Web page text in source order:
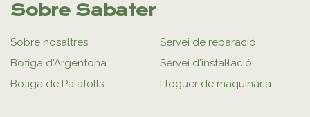
Sobre Sabater
Sobre nosaltres
Botiga d'Argentona
Botiga de Palafolls
Servei de reparació
Servei d'instal·lació
Lloguer de maquinària